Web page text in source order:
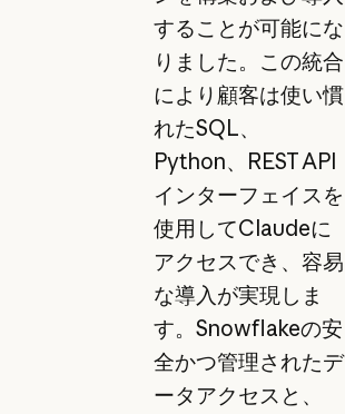
することが可能にな
りました。この統合
により顧客は使い慣
れたSQL、
Python、REST API
インターフェイスを
使用してClaudeに
アクセスでき、容易
な導入が実現しま
す。Snowflakeの安
全かつ管理されたデ
ータアクセスと、